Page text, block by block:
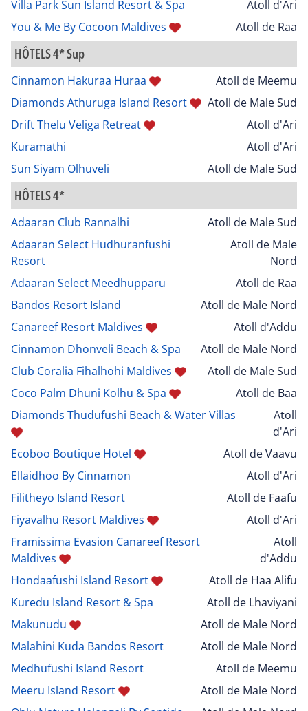
Villa Park Sun Island Resort & Spa
Atoll d'Ari
You & Me By Cocoon Maldives
Atoll de Raa
HÔTELS 4* Sup
Cinnamon Hakuraa Huraa
Atoll de Meemu
Diamonds Athuruga Island Resort
Atoll de Male Sud
Drift Thelu Veliga Retreat
Atoll d'Ari
Kuramathi
Atoll d'Ari
Sun Siyam Olhuveli
Atoll de Male Sud
HÔTELS 4*
Adaaran Club Rannalhi
Atoll de Male Sud
Adaaran Select Hudhuranfushi
Resort
Atoll de Male
Nord
Adaaran Select Meedhupparu
Atoll de Raa
Bandos Resort Island
Atoll de Male Nord
Canareef Resort Maldives
Atoll d'Addu
Cinnamon Dhonveli Beach & Spa
Atoll de Male Nord
Club Coralia Fihalhohi Maldives
Atoll de Male Sud
Coco Palm Dhuni Kolhu & Spa
Atoll de Baa
Diamonds Thudufushi Beach & Water Villas
Atoll
d'Ari
Ecoboo Boutique Hotel
Atoll de Vaavu
Ellaidhoo By Cinnamon
Atoll d'Ari
Filitheyo Island Resort
Atoll de Faafu
Fiyavalhu Resort Maldives
Atoll d'Ari
Framissima Evasion Canareef Resort
Maldives
Atoll
d'Addu
Hondaafushi Island Resort
Atoll de Haa Alifu
Kuredu Island Resort & Spa
Atoll de Lhaviyani
Makunudu
Atoll de Male Nord
Malahini Kuda Bandos Resort
Atoll de Male Nord
Medhufushi Island Resort
Atoll de Meemu
Meeru Island Resort
Atoll de Male Nord